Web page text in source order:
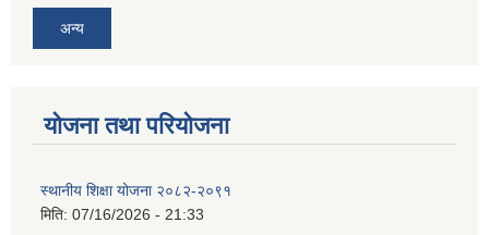
अन्य
योजना तथा परियोजना
स्थानीय शिक्षा योजना २०८२-२०९१
मिति: 07/16/2026 - 21:33